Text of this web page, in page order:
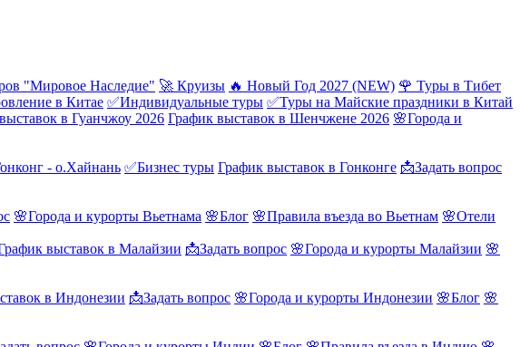
"Мировое Наследие" 🚀 Круизы 🔥 Новый Год 2027 (NEW) 🌹 Туры в Тибет
в Китае ✅Индивидуальные туры ✅Туры на Майские праздники в Китай
в Гуанчжоу 2026 График выставок в Шенчжене 2026 🌸Города и
- о.Хайнань ✅Бизнес туры График выставок в Гонконге 📩Задать вопрос
🌸Города и курорты Вьетнама 🌸Блог 🌸Правила въезда во Вьетнам 🌸Отели
выставок в Малайзии 📩Задать вопрос 🌸Города и курорты Малайзии 🌸
в Индонезии 📩Задать вопрос 🌸Города и курорты Индонезии 🌸Блог 🌸